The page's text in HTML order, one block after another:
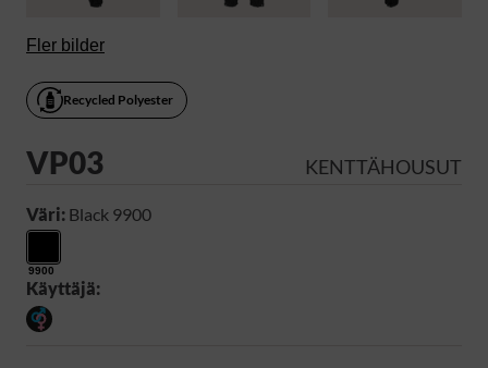
Fler bilder
Recycled Polyester
VP03 KENTTÄHOUSUT
Väri: Black 9900
9900
Käyttäjä: